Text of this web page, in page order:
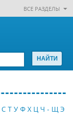
ВСЕ РАЗДЕЛЫ
С Т У Ф Х Ц Ч - Щ Э